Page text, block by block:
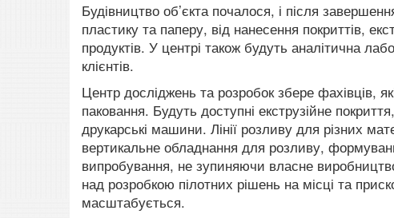
Будівництво об’єкта почалося, і після
пластику та паперу, від нанесення покриттів,
продуктів. У центрі також будуть аналітична
клієнтів.
Центр досліджень та розробок збере фахівців,
паковання. Будуть доступні екструзійне
друкарські машини. Лінії розливу для різних
вертикальне обладнання для розливу,
випробування, не зупиняючи власне
над розробкою пілотних рішень на місці та
масштабується.